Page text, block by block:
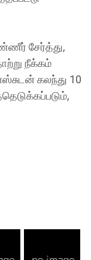
சேர்த்து,
நீக்கம்
கலந்து 10